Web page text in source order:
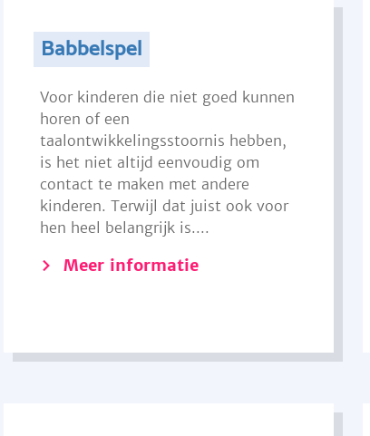
Babbelspel
Voor kinderen die niet goed kunnen
horen of een
taalontwikkelingsstoornis hebben,
is het niet altijd eenvoudig om
contact te maken met andere
kinderen. Terwijl dat juist ook voor
hen heel belangrijk is....
Meer informatie